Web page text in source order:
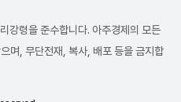
강령을 준수합니다. 아주경제의 모든
며, 무단전재, 복사, 배포 등을 금지합